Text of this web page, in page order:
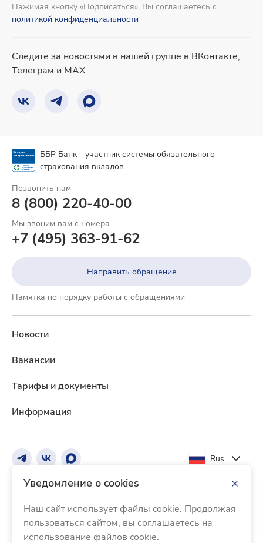
Нажимая кнопку «Подписаться», Вы соглашаетесь с
политикой конфиденциальности
Следите за новостями в нашей группе в ВКонтакте,
Телеграм и MAX
ББР Банк - участник системы обязательного
страхования вкладов
Направить обращение
Памятка по порядку работы с обращениями
Позвонить нам
8 (800) 220-40-00
Мы звоним вам с номера
+7 (495) 363-91-62
Новости
Вакансии
Тарифы и документы
Информация
Реквизиты Банка
Информация о процентных ставках по договорам
банковского вклада с физическими лицами
Rus
Уведомление о cookies
Наш сайт использует файлы cookie. Продолжая
пользоваться сайтом, вы соглашаетесь на
использование файлов cookie.